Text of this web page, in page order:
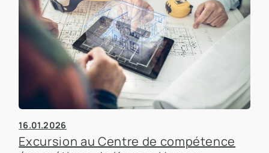
16.01.2026
Excursion au Centre de compétence